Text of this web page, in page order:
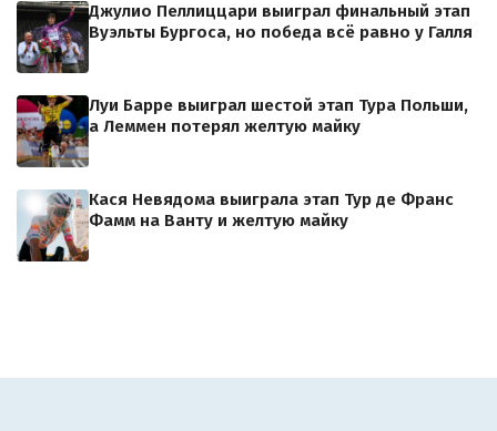
Джулио Пеллиццари выиграл финальный этап
Вуэльты Бургоса, но победа всё равно у Галля
Луи Барре выиграл шестой этап Тура Польши,
а Леммен потерял желтую майку
Кася Невядома выиграла этап Тур де Франс
Фамм на Ванту и желтую майку